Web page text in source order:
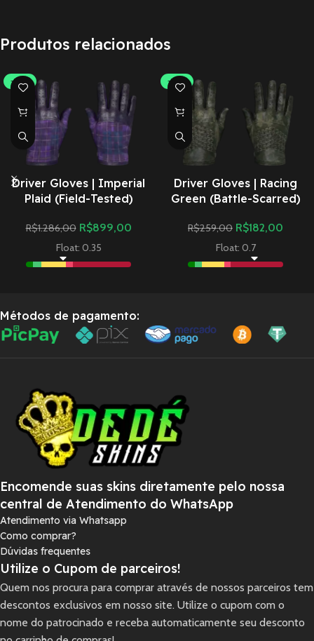
Produtos relacionados
-30%
Driver Gloves | Imperial
Plaid (Field-Tested)
R$1.286,00 R$899,00
Float: 0.35
-30%
Driver Gloves | Racing
Green (Battle-Scarred)
R$259,00 R$182,00
Float: 0.7
Métodos de pagamento:
Encomende suas skins diretamente pelo nossa
central de Atendimento do WhatsApp
Atendimento via Whatsapp
Como comprar?
Dúvidas frequentes
Utilize o Cupom de parceiros!
Quem nos procura para comprar através de nossos parceiros tem
descontos exclusivos em nosso site. Utilize o cupom com o
nome do patrocinado e receba automaticamente seu desconto